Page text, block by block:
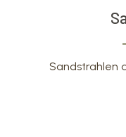
Sandstrahlen